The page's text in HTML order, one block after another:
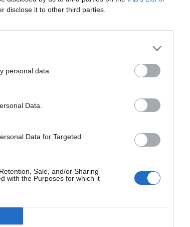
disclose it to other third parties.
personal data.
Data.
Data for Targeted
Sale, and/or Sharing
with the Purposes for which it
években együttvéve. A
küzdött velük,
első fiúhoz, aki
voltak álmai és vágyai, már
majd állatorvos.
szürke, mint egy
de férje mindig lebeszélte.
ezt a tervét is háttérbe
szabadság, pedig ez